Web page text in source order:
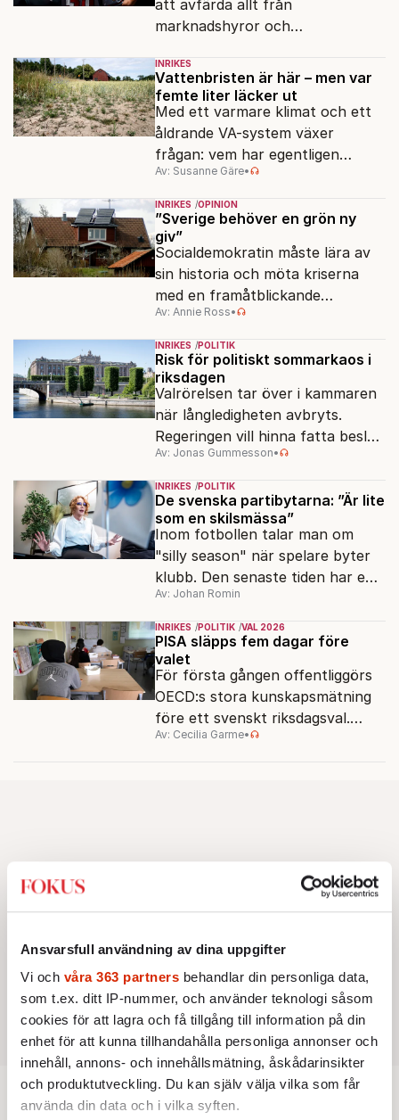
Ansvarsfull användning av dina uppgifter
Vi och våra 363 partners behandlar din personliga data,
som t.ex. ditt IP-nummer, och använder teknologi såsom
cookies för att lagra och få tillgång till information på din
enhet för att kunna tillhandahålla personliga annonser och
innehåll, annons- och innehållsmätning, åskådarinsikter
och produktutveckling. Du kan själv välja vilka som får
använda din data och i vilka syften.
att avfärda allt från
marknadshyror och
om antisemitism.
INRIKES
Vattenbristen är här – men var
femte liter läcker ut
Med ett varmare klimat och ett
åldrande VA-system växer
frågan: vem har egentligen
ansvar för Sveriges
vattenresurser?
Av: Susanne Gäre•
INRIKES OPINION
”Sverige behöver en grön ny
giv”
Socialdemokratin måste lära av
sin historia och möta kriserna
med en framåtblickande
strukturpolitik för att göra
Sverige långsiktigt hållbart,
jämlikt och kriståligt.
Av: Annie Ross•
INRIKES POLITIK
Risk för politiskt sommarkaos i
riksdagen
Valrörelsen tar över i kammaren
när långledigheten avbryts.
Regeringen vill hinna fatta beslut
före valet – men oppositionen
ser sin chans att pressa
Tidösidan.
Av: Jonas Gummesson•
INRIKES POLITIK
De svenska partibytarna: ”Är lite
som en skilsmässa”
Inom fotbollen talar man om
"silly season" när spelare byter
klubb. Den senaste tiden har en
rad svenska politiker bytt parti –
men varför, och vad skiljer
partiernas interna kulturer åt?
Av: Johan Romin
INRIKES POLITIK VAL 2026
PISA släpps fem dagar före
valet
För första gången offentliggörs
OECD:s stora kunskapsmätning
före ett svenskt riksdagsval.
Resultatet kan ge skolfrågan ny
Av: Cecilia Garme•